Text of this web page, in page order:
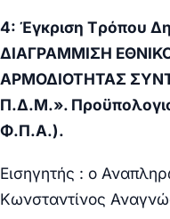
4: Έγκριση Tρόπου
ΔΙΑΓΡΑΜΜΙΣΗ
ΑΡΜΟΔΙΟΤΗΤΑΣ
Π.Δ.Μ.».
Φ.Π.Α.).
Εισηγητής : ο
Κωνσταντίνος